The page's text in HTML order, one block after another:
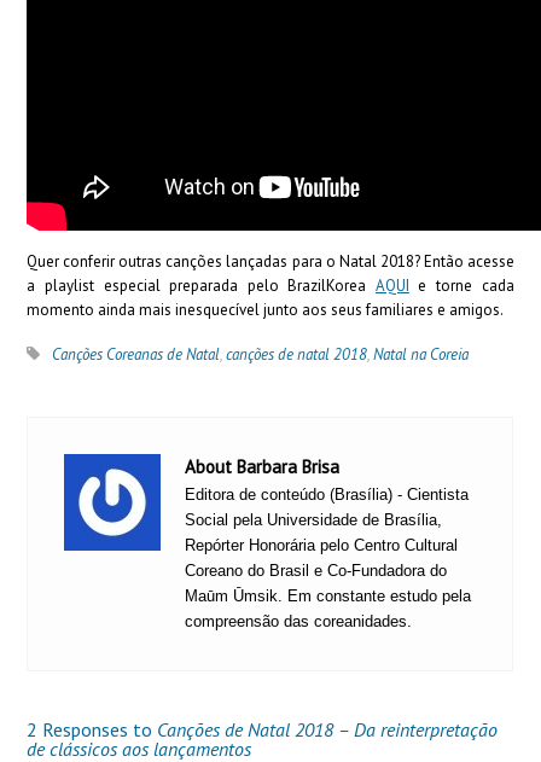
Quer conferir outras canções lançadas para o Natal 2018? Então acesse
a playlist especial preparada pelo BrazilKorea AQUI e torne cada
momento ainda mais inesquecível junto aos seus familiares e amigos.
Canções Coreanas de Natal,canções de natal 2018,Natal na Coreia
About Barbara Brisa
Editora de conteúdo (Brasília) - Cientista
Social pela Universidade de Brasília,
Repórter Honorária pelo Centro Cultural
Coreano do Brasil e Co-Fundadora do
Maūm Ūmsik. Em constante estudo pela
compreensão das coreanidades.
2 Responses to Canções de Natal 2018 – Da reinterpretação
de clássicos aos lançamentos